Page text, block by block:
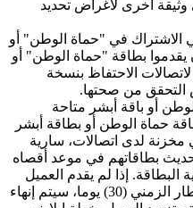
وثيقة أخرى لأغراض تحديد
الاشتراك في "حماة الوطن" أو
يقدموا بطاقة "حماة الوطن" أو
الاحتفاظ بنسخة
التحقق من صحتها.
أو باقة أبشر متاحة
حماة الوطن أو بطاقة أبشر
مخزنة لدى اتصالات، سارية
بطاقاتهم في موعد أقصاه
البطاقة. إذا لم يقدم العميل
البطاقة المحدَّثة خلال هذا الإطار الزمني (30) يوما، سيتم إنهاء